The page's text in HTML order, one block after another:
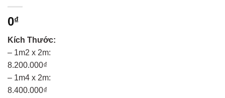
0₫
Kích Thước:
– 1m2 x 2m:
8.200.000₫
– 1m4 x 2m:
8.400.000₫